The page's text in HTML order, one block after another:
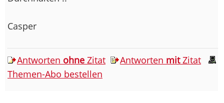
Casper
Antworten ohne Zitat Antworten mitZitat
Themen-Abo bestellen